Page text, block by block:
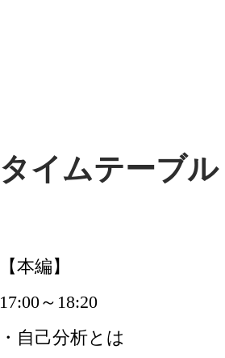
タイムテーブル
【本編】
17:00～18:20
・自己分析とは